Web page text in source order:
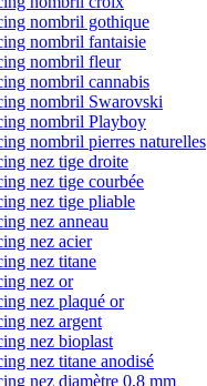
nombril gothique
nombril fantaisie
nombril fleur
nombril cannabis
nombril Swarovski
nombril Playboy
nombril pierres naturelles
nez tige droite
nez tige courbée
nez tige pliable
nez anneau
nez acier
nez titane
nez or
nez plaqué or
nez argent
nez bioplast
nez titane anodisé
nez diamètre 0,8 mm